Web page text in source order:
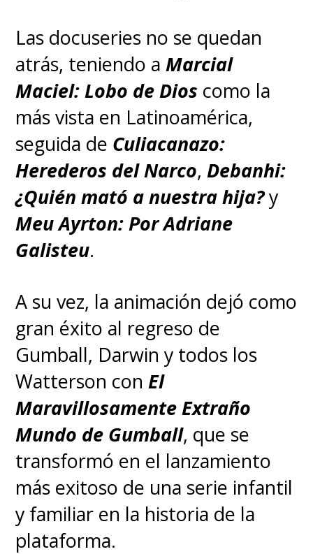
Las docuseries no se quedan
atrás, teniendo a Marcial
Maciel: Lobo de Dios como la
más vista en Latinoamérica,
seguida de Culiacanazo:
Herederos del Narco,Debanhi:
¿Quién mató a nuestra hija?y
Meu Ayrton: Por Adriane
Galisteu.
A su vez, la animación dejó como
gran éxito al regreso de
Gumball, Darwin y todos los
Watterson conEl
Maravillosamente Extraño
Mundo de Gumball, que se
transformó en el lanzamiento
más exitoso de una serie infantil
y familiar en la historia de la
plataforma.